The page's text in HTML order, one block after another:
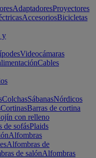
AdaptadoresProyectores
AccesoriosBicicletas
y
Videocámaras
Cables
ColchasSábanasNórdicos
CortinasBarras de cortina
con relleno
de sofásPlaids
Alfombras
Alfombras de
de salónAlfombras